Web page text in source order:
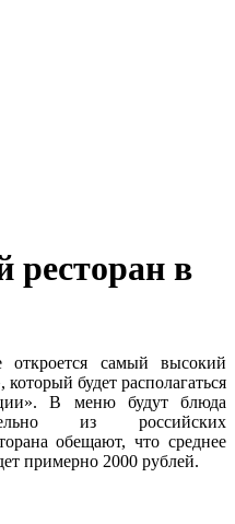
в
самый высокий
будет располагаться
В меню будут блюда
из российских
обещают, что среднее
примерно 2000 рублей.